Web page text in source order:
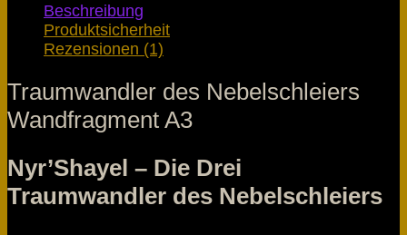
Beschreibung
Produktsicherheit
Rezensionen (1)
Traumwandler des Nebelschleiers
Wandfragment A3
Nyr’Shayel – Die Drei
Traumwandler des Nebelschleiers